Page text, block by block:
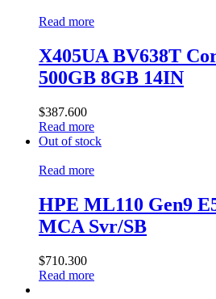
Read more
X405UA BV638T
500GB 8GB 14IN
$387.600
Read more
Out of stock
Read more
HPE ML110 Gen9
MCA Svr/SB
$710.300
Read more